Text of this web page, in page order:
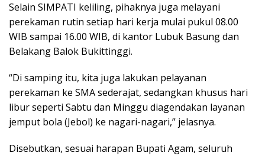
Selain SIMPATI keliling, pihaknya juga melayani
perekaman rutin setiap hari kerja mulai pukul 08.00
WIB sampai 16.00 WIB, di kantor Lubuk Basung dan
Belakang Balok Bukittinggi.
“Di samping itu, kita juga lakukan pelayanan
perekaman ke SMA sederajat, sedangkan khusus hari
libur seperti Sabtu dan Minggu diagendakan layanan
jemput bola (Jebol) ke nagari-nagari,” jelasnya.
Disebutkan, sesuai harapan Bupati Agam, seluruh